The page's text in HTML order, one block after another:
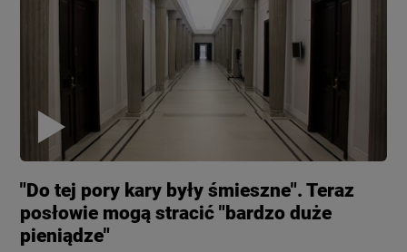
"Do tej pory kary były śmieszne". Teraz
posłowie mogą stracić "bardzo duże
pieniądze"